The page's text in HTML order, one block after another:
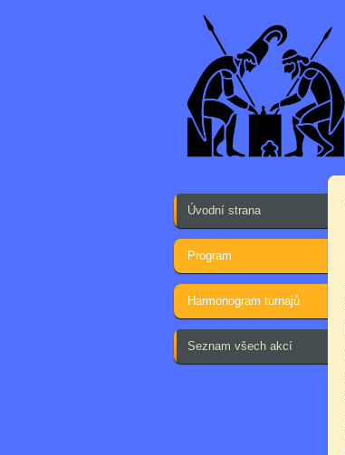
Úvodní strana
Program
Harmonogram turnajů
Seznam všech akcí